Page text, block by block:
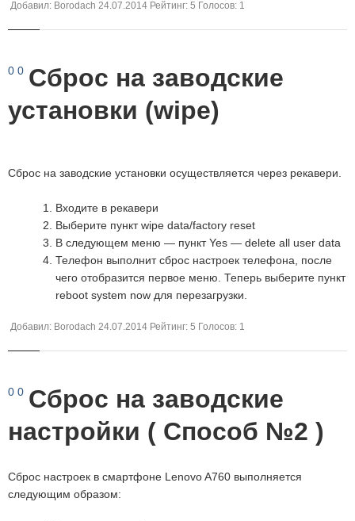
Добавил: Borodach 24.07.2014 Рейтинг: 5 Голосов: 1
0 0 Сброс на заводские
установки (wipe)
Сброс на заводские установки осуществляется через рекавери.
Входите в рекавери
Выберите пункт wipe data/factory reset
В следующем меню — пункт Yes — delete all user data
Телефон выполнит сброс настроек телефона, после
чего отобразится первое меню. Теперь выберите пункт
reboot system now для перезагрузки.
Добавил: Borodach 24.07.2014 Рейтинг: 5 Голосов: 1
0 0 Сброс на заводские
настройки ( Способ №2 )
Сброс настроек в смартфоне Lenovo A760 выполняется
следующим образом: